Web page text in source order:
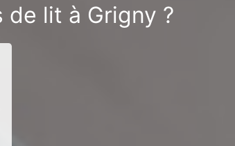
de lit à Grigny ?